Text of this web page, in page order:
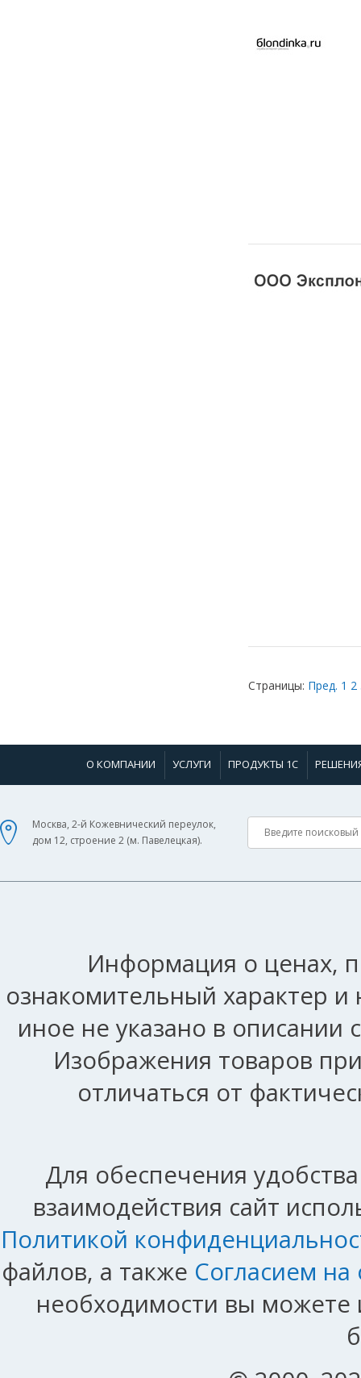
Страницы: Пред. 1 2
О КОМПАНИИ УСЛУГИ ПРОДУКТЫ 1С
Москва, 2-й Кожевнический переулок,
дом 12, строение 2 (м. Павелецкая).
Информация о ценах,
ознакомительный характер
иное не указано в описании
Изображения товаров
отличаться от
Для обеспечения
взаимодействия сайт
Политикой
файлов, а также Согласием
необходимости вы можете